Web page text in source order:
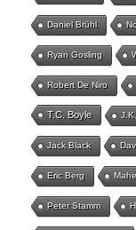
Daniel Brühl
Ryan Gosling
Robert De Niro
T.C. Boyle
Jack Black
Eric Berg
Peter Stamm